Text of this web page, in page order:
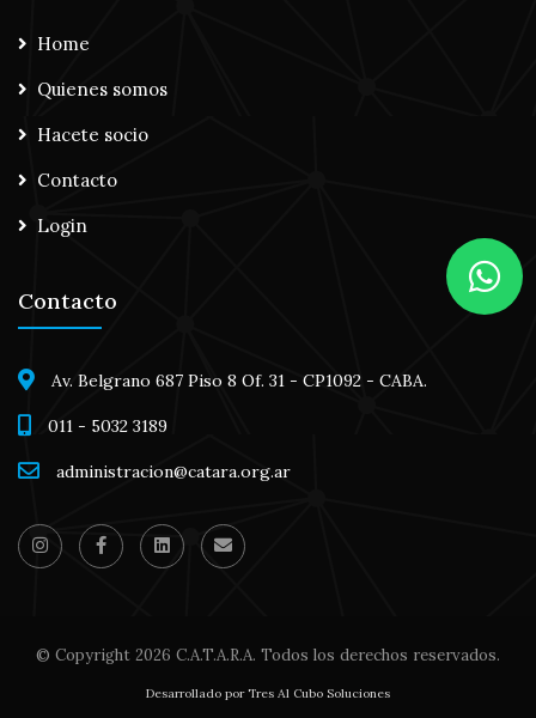
Home
Quienes somos
Hacete socio
Contacto
Login
Contacto
Av. Belgrano 687 Piso 8 Of. 31 - CP1092 - CABA.
011 - 5032 3189
administracion@catara.org.ar
© Copyright 2026 C.A.T.A.R.A. Todos los derechos reservados.
Desarrollado por Tres Al Cubo Soluciones